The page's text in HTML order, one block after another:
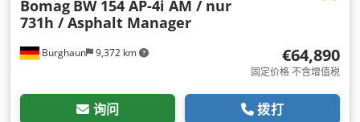
Burghaun 9,372 km
Bomag BW 154 AP-4i AM / nur
731h / Asphalt Manager
€64,890
固定价格 不含增值税
询问 拨打